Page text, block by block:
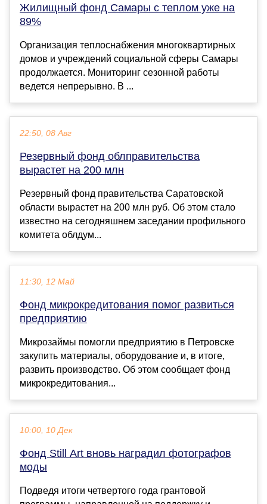
Жилищный фонд Самары с теплом уже на
89%
Организация теплоснабжения многоквартирных
домов и учреждений социальной сферы Самары
продолжается. Мониторинг сезонной работы
ведется непрерывно. В ...
22:50, 08 Авг
Резервный фонд облправительства
вырастет на 200 млн
Резервный фонд правительства Саратовской
области вырастет на 200 млн руб. Об этом стало
известно на сегодняшнем заседании профильного
комитета облдум...
11:30, 12 Май
Фонд микрокредитования помог развиться
предприятию
Микрозаймы помогли предприятию в Петровске
закупить материалы, оборудование и, в итоге,
развить производство. Об этом сообщает фонд
микрокредитования...
10:00, 10 Дек
Фонд Still Art вновь наградил фотографов
моды
Подведя итоги четвертого года грантовой